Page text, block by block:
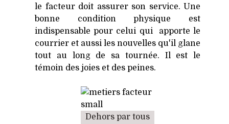
le facteur doit assurer son service. Une
bonne condition physique est
indispensable pour celui qui apporte le
courrier et aussi les nouvelles qu'il glane
tout au long de sa tournée. Il est le
témoin des joies et des peines.
Dehors par tous